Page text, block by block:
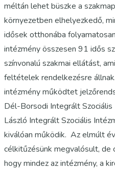
méltán lehet büszke a
környezetben elhelyezkedő,
idősek otthonába
intézmény összesen 91 idős
színvonalú szakmai ellátást,
feltételek rendelkezésre
intézmény működtet
Dél-Borsodi Integrált Szociális
László Integrált Szociális
kiválóan működik. Az elmúlt
célkitűzésünk megvalósult, de
hogy mindez az intézmény, a